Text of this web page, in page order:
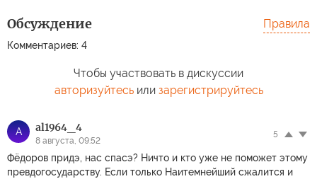
Обсуждение
Комментариев: 4
Правила
Чтобы участвовать в дискуссии
авторизуйтесьили зарегистрируйтесь
A al1964_4
8 августа, 09:52
5
Фёдоров придэ, нас спасэ? Ничто и кто уже не поможет этому
превдогосударству. Если только Наитемнейший сжалится и